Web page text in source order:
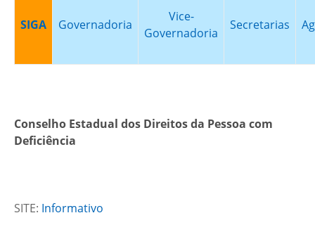
SIGA Governadoria
Vice-
Governadoria
Secretarias
Conselho Estadual dos Direitos da Pessoa com
Deficiência
SITE: Informativo